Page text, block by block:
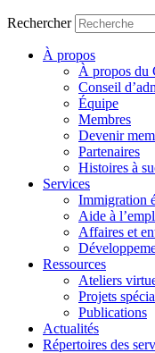
Rechercher
À propos
À propos du
Conseil
Équipe
Membres
Devenir
Partenaires
Histoires à
Services
Immigration
Aide à
Affaires et
Ressources
Ateliers
Projets
Publications
Actualités
Répertoires des